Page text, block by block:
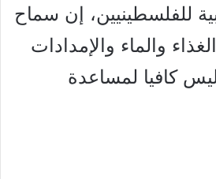
للفلسطينيين، إن سماح
والماء والإمدادات
كافيا لمساعدة